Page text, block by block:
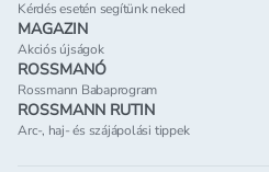
Kérdés esetén segítünk neked
MAGAZIN
Akciós újságok
ROSSMANÓ
Rossmann Babaprogram
ROSSMANN RUTIN
Arc-, haj- és szájápolási tippek